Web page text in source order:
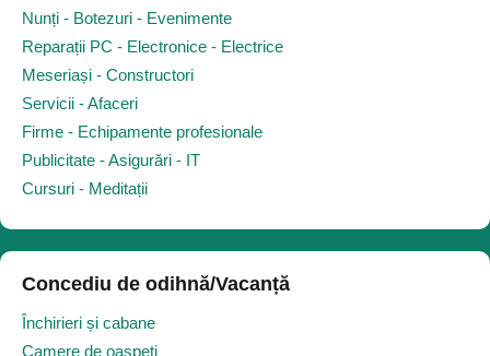
Nunți - Botezuri - Evenimente
Reparații PC - Electronice - Electrice
Meseriași - Constructori
Servicii - Afaceri
Firme - Echipamente profesionale
Publicitate - Asigurări - IT
Cursuri - Meditații
Concediu de odihnă/Vacanță
Închirieri și cabane
Camere de oaspeți